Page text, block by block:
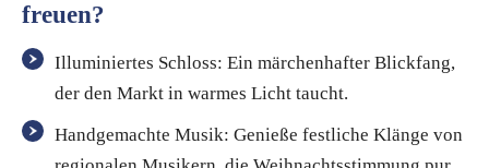
freuen?
Illuminiertes Schloss: Ein märchenhafter Blickfang,
der den Markt in warmes Licht taucht.
Handgemachte Musik: Genieße festliche Klänge von